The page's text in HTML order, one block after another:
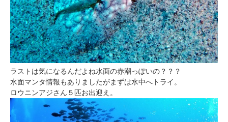
ラストは気になるんだよね水面の赤潮っぽいの？？？
水面マンタ情報もありましたがまずは水中へトライ。
ロウニンアジさん５匹お出迎え。